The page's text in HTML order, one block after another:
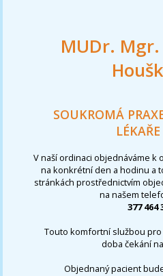
MUDr.
SOUKROMÁ
V naší ordinaci objednáváme
na konkrétní den a hodinu a
stránkách prostřednictvím
na našem
377 464
Touto komfortní službou
doba čekání
Objednaný pacient